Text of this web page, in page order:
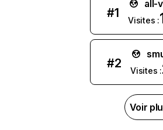
#1
all-
Visites :
#2
Visites :
Voir